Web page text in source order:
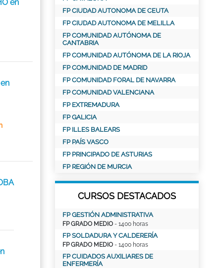
en
FP CIUDAD AUTONOMA DE CEUTA
FP CIUDAD AUTONOMA DE MELILLA
FP COMUNIDAD AUTÓNOMA DE
CANTABRIA
FP COMUNIDAD AUTÓNOMA DE LA RIOJA
FP COMUNIDAD DE MADRID
FP COMUNIDAD FORAL DE NAVARRA
FP COMUNIDAD VALENCIANA
FP EXTREMADURA
FP GALICIA
FP ILLES BALEARS
FP PAÍS VASCO
FP PRINCIPADO DE ASTURIAS
FP REGIÓN DE MURCIA
CURSOS DESTACADOS
FP GESTIÓN ADMINISTRATIVA
FP GRADO MEDIO - 1400 horas
FP SOLDADURA Y CALDERERÍA
FP GRADO MEDIO - 1400 horas
FP CUIDADOS AUXILIARES DE
ENFERMERÍA